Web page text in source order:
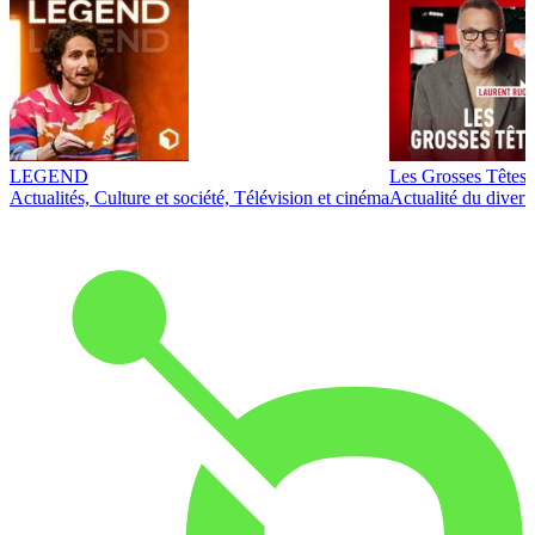
LEGEND
Actualités, Culture et société, Télévision et cinéma
Les Grosses Têtes
Actualité du